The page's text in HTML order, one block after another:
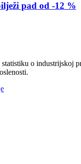
pad od -12 %
o industrijskoj